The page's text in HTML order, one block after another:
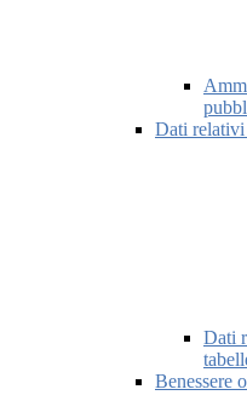
Dati relativi
Dati
Benessere